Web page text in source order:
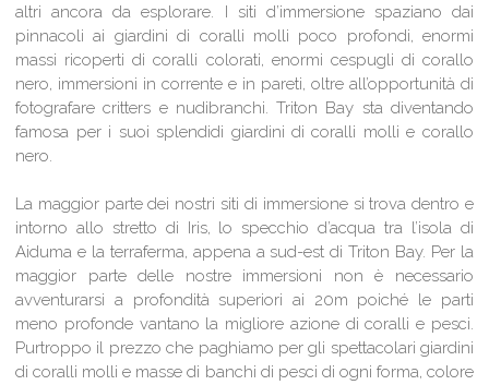
altri ancora da esplorare. I siti d’immersione spaziano dai
pinnacoli ai giardini di coralli molli poco profondi, enormi
massi ricoperti di coralli colorati, enormi cespugli di corallo
nero, immersioni in corrente e in pareti, oltre all’opportunità di
fotografare critters e nudibranchi. Triton Bay sta diventando
famosa per i suoi splendidi giardini di coralli molli e corallo
nero.
La maggior parte dei nostri siti di immersione si trova dentro e
intorno allo stretto di Iris, lo specchio d’acqua tra l’isola di
Aiduma e la terraferma, appena a sud-est di Triton Bay. Per la
maggior parte delle nostre immersioni non è necessario
avventurarsi a profondità superiori ai 20m poiché le parti
meno profonde vantano la migliore azione di coralli e pesci.
Purtroppo il prezzo che paghiamo per gli spettacolari giardini
di coralli molli e masse di banchi di pesci di ogni forma, colore